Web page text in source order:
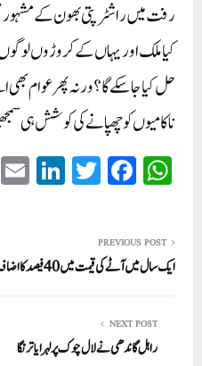
رفت میں راشٹرپتی بھون کے
کیا ملک اور یہاں کے کروڑوں لوگوں
حل کیا جا سکے گا؟ ورنہ پھر عوام
ناکامیوں کو چھپانے کی کوشش ہی
W
ha
A
pp
Fa
ce
ok
T
wi
r
Li
nk
In PREVIOUS POST
ایک سال میں آٹے کی قیمت میں 40 فیصد کا اضافہ
NEXT POST
راہل گاندھی نے لال چوک پر لہرایا ترنگا